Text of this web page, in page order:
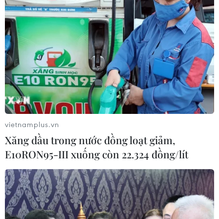
VAIC 2026: Giải bài toán
thực tế tại Việt Nam bằng
giải pháp AI hiệu quả
19/07/2026 13:17
Liệu pháp miễn dịch mở ra
hướng điều trị bệnh
Alzheimer
16/07/2026 23:00
Đồng Tháp: Cấy mô mở
hướng nâng tầm ngành
hàng hoa cảnh Sa Đéc
Đột phá dùng ánh sáng
"đánh thức" tế bào ung thư
ngủ đông
vietnamplus.vn
Xăng dầu trong nước đồng loạt giảm,
E10RON95-III xuống còn 22.324 đồng/lít